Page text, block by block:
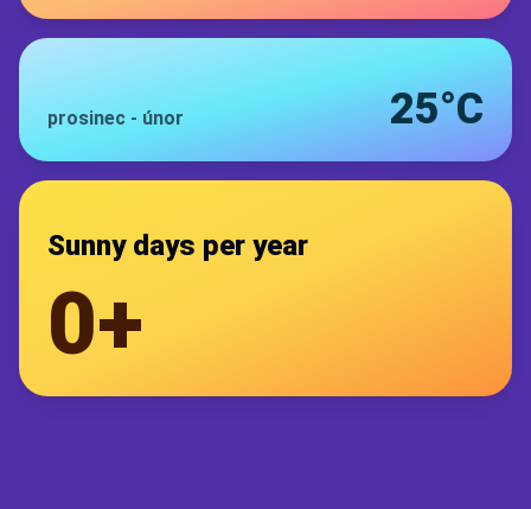
prosinec - únor 25°C
Sunny days per year
0+